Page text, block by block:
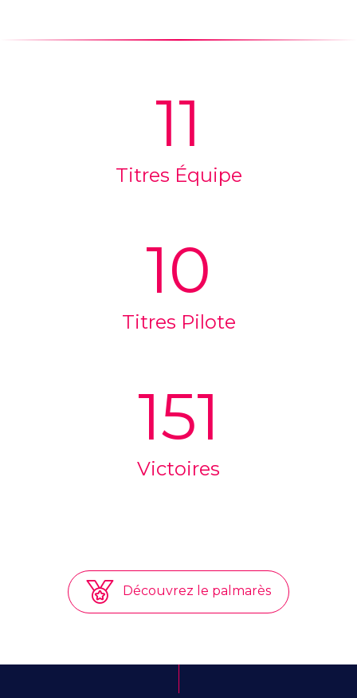
11
Titres Équipe
10
Titres Pilote
151
Victoires
Découvrez le palmarès